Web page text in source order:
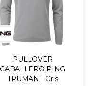
PULLOVER
CABALLERO PING
TRUMAN - Gris